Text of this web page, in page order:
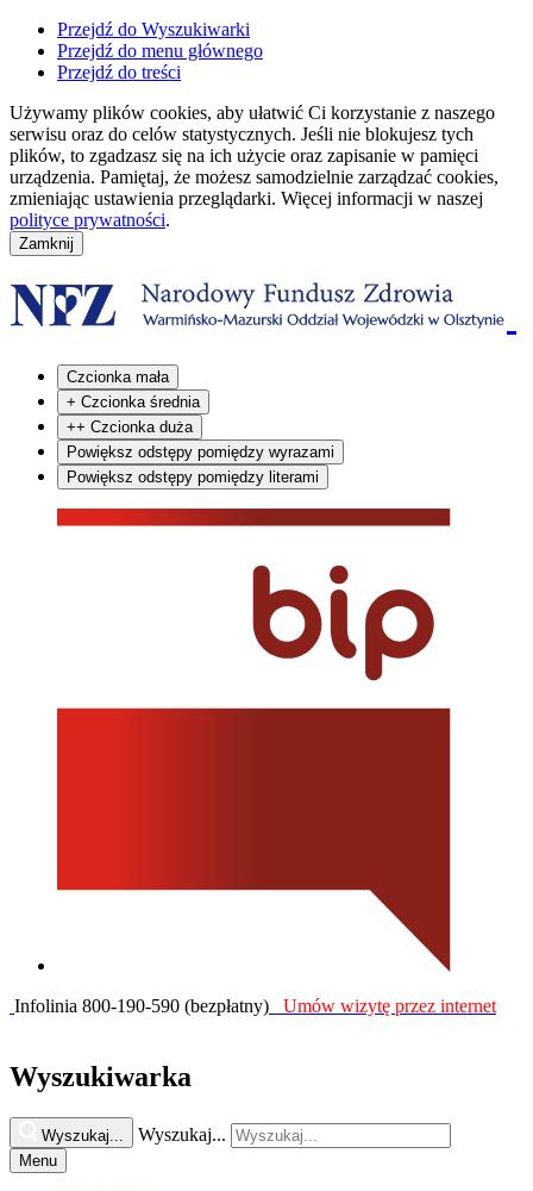
Przejdź do Wyszukiwarki
Przejdź do menu głównego
Przejdź do treści
Używamy plików cookies, aby ułatwić Ci korzystanie z naszego
serwisu oraz do celów statystycznych. Jeśli nie blokujesz tych
plików, to zgadzasz się na ich użycie oraz zapisanie w pamięci
urządzenia. Pamiętaj, że możesz samodzielnie zarządzać cookies,
zmieniając ustawienia przeglądarki. Więcej informacji w naszej
polityce prywatności.
Czcionka mała
+ Czcionka średnia
++ Czcionka duża
Powiększ odstępy pomiędzy wyrazami
Powiększ odstępy pomiędzy literami
Infolinia 800-190-590 (bezpłatny) Umów wizytę przez internet
Wyszukiwarka
Wyszukaj... Wyszukaj...
Menu